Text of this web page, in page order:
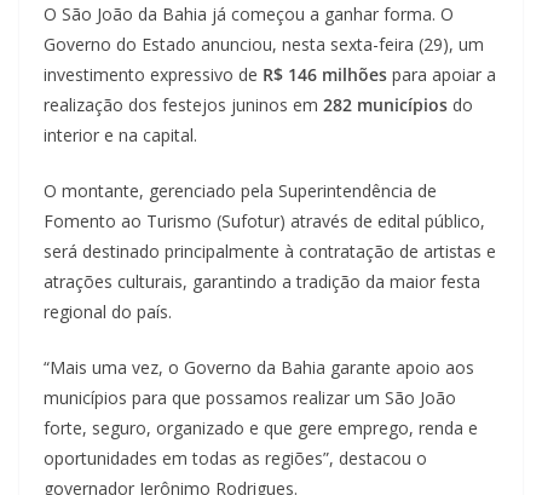
O São João da Bahia já começou a ganhar forma. O
Governo do Estado anunciou, nesta sexta-feira (29), um
investimento expressivo de R$ 146 milhões para apoiar a
realização dos festejos juninos em 282 municípios do
interior e na capital.
O montante, gerenciado pela Superintendência de
Fomento ao Turismo (Sufotur) através de edital público,
será destinado principalmente à contratação de artistas e
atrações culturais, garantindo a tradição da maior festa
regional do país.
“Mais uma vez, o Governo da Bahia garante apoio aos
municípios para que possamos realizar um São João
forte, seguro, organizado e que gere emprego, renda e
oportunidades em todas as regiões”, destacou o
governador Jerônimo Rodrigues.